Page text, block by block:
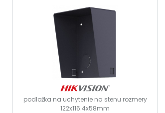
podložka na uchytenie na stenu rozmery
122x116.4x58mm